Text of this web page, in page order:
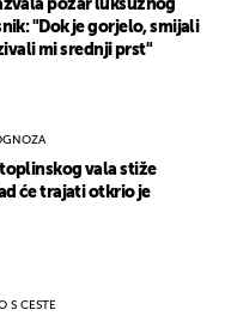
požar luksuznog
"Dok je gorjelo, smijali
mi srednji prst"
vala stiže
će trajati otkrio je
S CESTE